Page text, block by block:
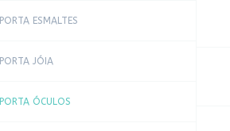
PORTA ESMALTES
PORTA JÓIA
PORTA ÓCULOS